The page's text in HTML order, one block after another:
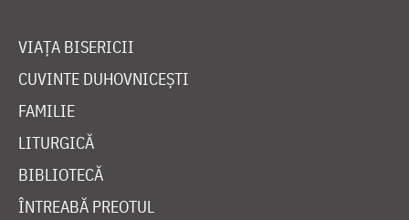
VIAȚA BISERICII
CUVINTE DUHOVNICEȘTI
FAMILIE
LITURGICĂ
BIBLIOTECĂ
ÎNTREABĂ PREOTUL